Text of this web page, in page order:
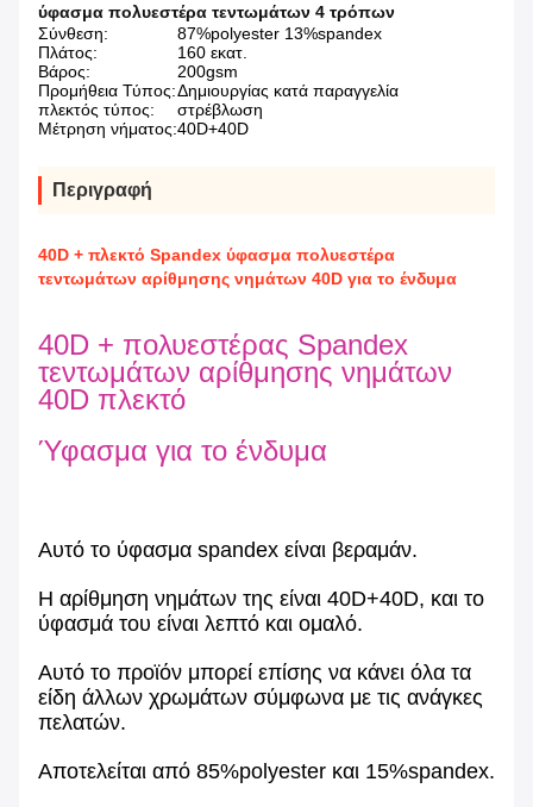
ύφασμα πολυεστέρα τεντωμάτων 4 τρόπων
Σύνθεση:
87%polyester 13%spandex
Πλάτος:
160 εκατ.
Βάρος:
200gsm
Προμήθεια Τύπος:Δημιουργίας κατά παραγγελία
πλεκτός τύπος:
στρέβλωση
Μέτρηση νήματος:40D+40D
Περιγραφή
40D + πλεκτό Spandex ύφασμα πολυεστέρα
τεντωμάτων αρίθμησης νημάτων 40D για το ένδυμα
40D + πολυεστέρας Spandex
τεντωμάτων αρίθμησης νημάτων
40D πλεκτό
Ύφασμα για το ένδυμα
Αυτό το ύφασμα spandex είναι βεραμάν.
Η αρίθμηση νημάτων της είναι 40D+40D, και το
ύφασμά του είναι λεπτό και ομαλό.
Αυτό το προϊόν μπορεί επίσης να κάνει όλα τα
είδη άλλων χρωμάτων σύμφωνα με τις ανάγκες
πελατών.
Αποτελείται από 85%polyester και 15%spandex.